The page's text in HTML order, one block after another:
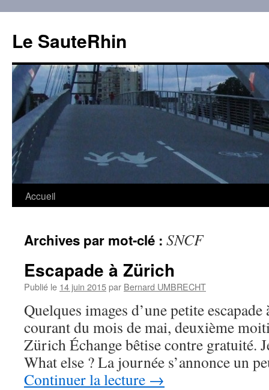
contenu
Le SauteRhin
Accueil
Archives par mot-clé : SNCF
Escapade à Zürich
Publié le 14 juin 2015par Bernard UMBRECHT
Quelques images d’une petite
courant du mois de mai, deuxième
Zürich Échange bêtise contre gratuité.
What else ? La journée s’annonce un
Continuer la lecture →